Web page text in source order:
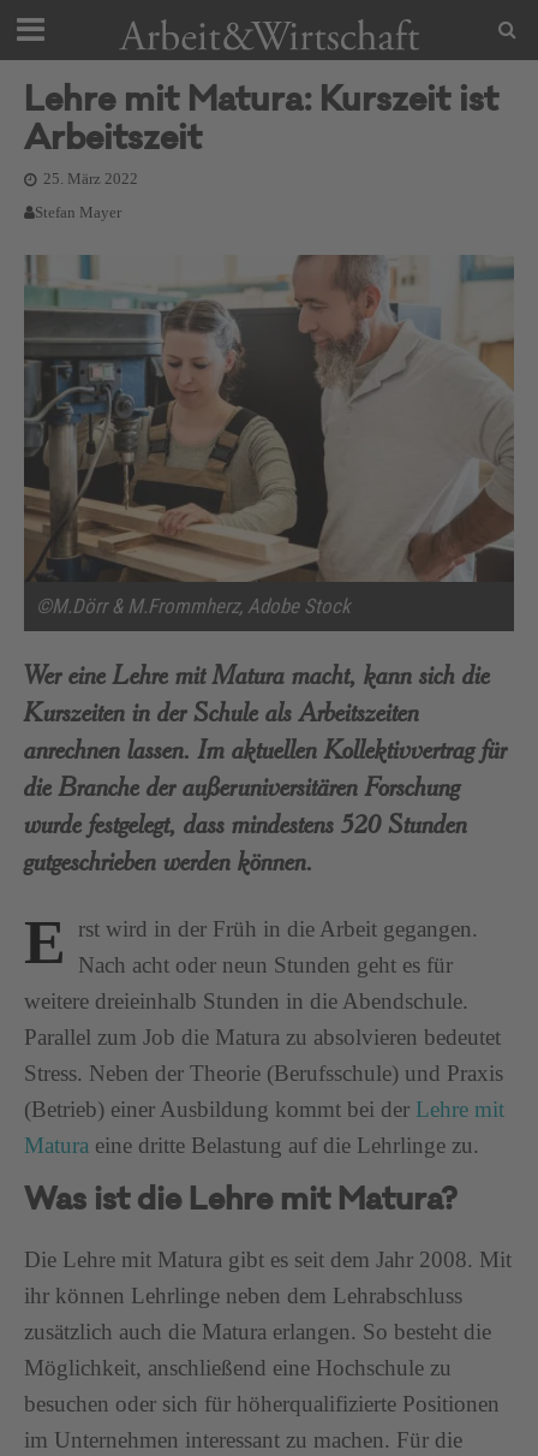
Lehre mit Matura: Kurszeit ist
Arbeitszeit
25. März 2022
Stefan Mayer
©M.Dörr & M.Frommherz, Adobe Stock
Wer eine Lehre mit Matura macht, kann sich die
Kurszeiten in der Schule als Arbeitszeiten
anrechnen lassen. Im aktuellen Kollektivvertrag für
die Branche der außeruniversitären Forschung
wurde festgelegt, dass mindestens 520 Stunden
gutgeschrieben werden können.
E
rst wird in der Früh in die Arbeit gegangen.
Nach acht oder neun Stunden geht es für
weitere dreieinhalb Stunden in die Abendschule.
Parallel zum Job die Matura zu absolvieren bedeutet
Stress. Neben der Theorie (Berufsschule) und Praxis
(Betrieb) einer Ausbildung kommt bei der Lehre mit
Matura eine dritte Belastung auf die Lehrlinge zu.
Was ist die Lehre mit Matura?
Die Lehre mit Matura gibt es seit dem Jahr 2008. Mit
ihr können Lehrlinge neben dem Lehrabschluss
zusätzlich auch die Matura erlangen. So besteht die
Möglichkeit, anschließend eine Hochschule zu
besuchen oder sich für höherqualifizierte Positionen
im Unternehmen interessant zu machen. Für die